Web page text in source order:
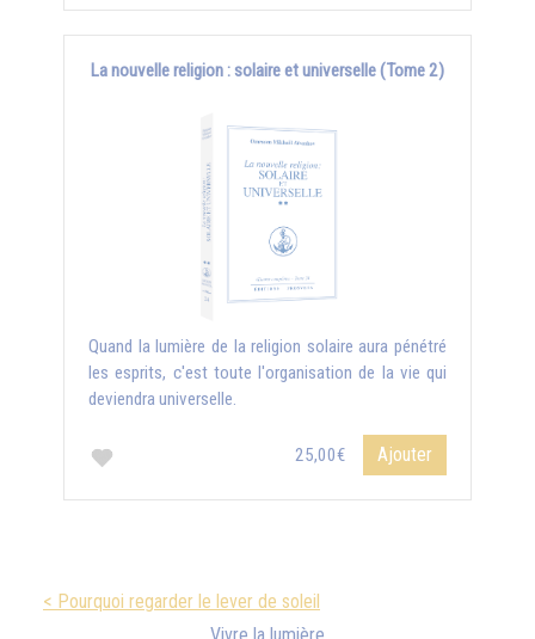
La nouvelle religion : solaire et universelle (Tome 2)
Quand la lumière de la religion solaire aura pénétré
les esprits, c'est toute l'organisation de la vie qui
deviendra universelle.
25,00€ Ajouter
< Pourquoi regarder le lever de soleil